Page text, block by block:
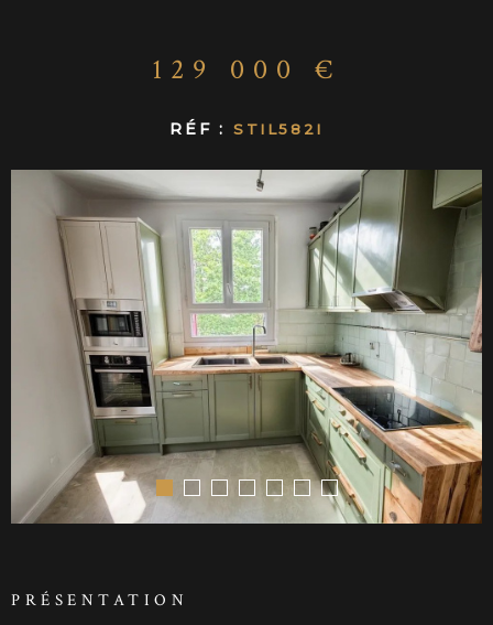
129 000 €
RÉF : STIL582I
PRÉSENTATION